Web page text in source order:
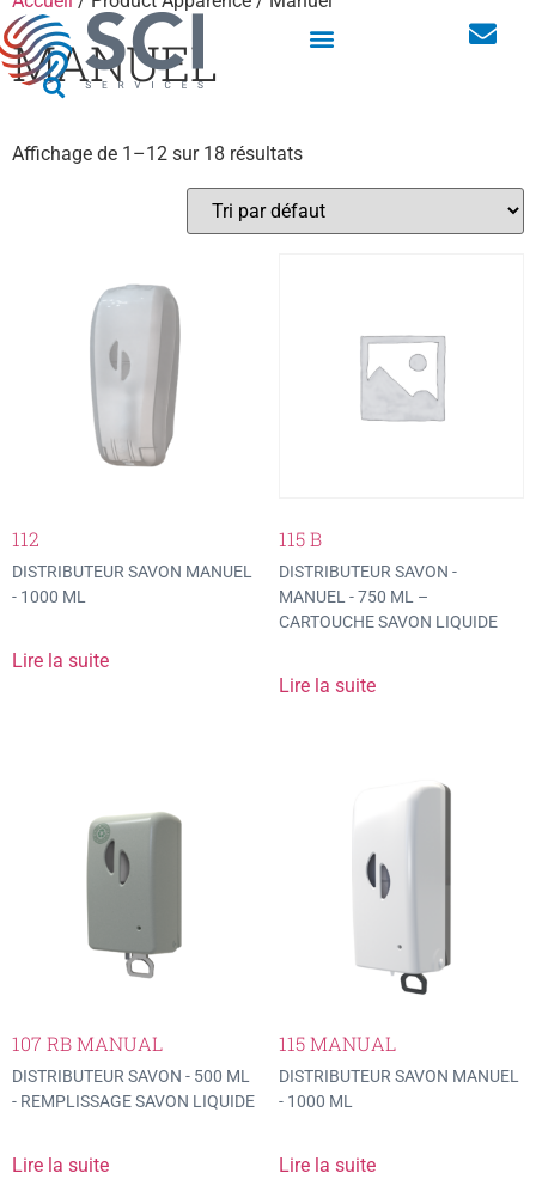
MANUEL
Affichage de 1–12 sur 18 résultats
112
DISTRIBUTEUR SAVON MANUEL
- 1000 ML
Lire la suite
115 B
DISTRIBUTEUR SAVON -
MANUEL - 750 ML –
CARTOUCHE SAVON LIQUIDE
Lire la suite
107 RB MANUAL
DISTRIBUTEUR SAVON - 500 ML
- REMPLISSAGE SAVON LIQUIDE
Lire la suite
115 MANUAL
DISTRIBUTEUR SAVON MANUEL
- 1000 ML
Lire la suite